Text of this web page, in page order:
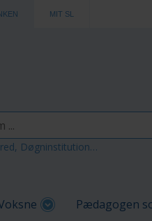
MIT SL
Døgninstitution…
Pædagogen